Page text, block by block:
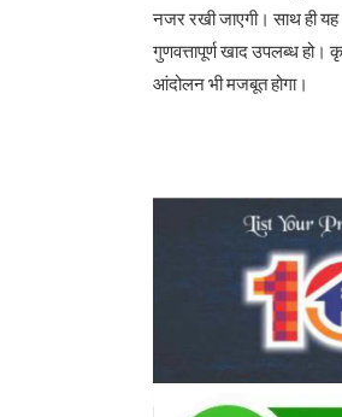
नजर रखी जाएगी। साथ ही यह
गुणवत्तापूर्ण खाद उपलब्ध हो।
आंदोलन भी मजबूत होगा।